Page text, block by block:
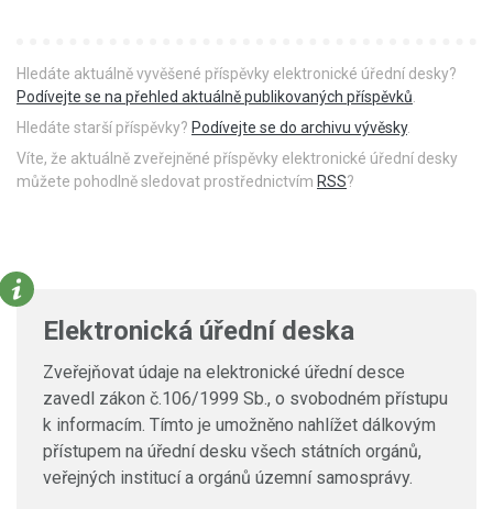
Hledáte aktuálně vyvěšené příspěvky elektronické úřední desky?
Podívejte se na přehled aktuálně publikovaných příspěvků
Hledáte starší příspěvky? Podívejte se do archivu vývěsky.
Víte, že aktuálně zveřejněné příspěvky elektronické úřední desky
můžete pohodlně sledovat prostřednictvím RSS?
Elektronická úřední deska
Zveřejňovat údaje na elektronické úřední desce
zavedl zákon č.106/1999 Sb., o svobodném přístupu
k informacím. Tímto je umožněno nahlížet dálkovým
přístupem na úřední desku všech státních orgánů,
veřejných institucí a orgánů územní samosprávy.